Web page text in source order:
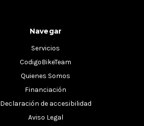
Navegar
Servicios
CodigoBikeTeam
Quienes Somos
Financiación
Declaración de accesibilidad
Aviso Legal